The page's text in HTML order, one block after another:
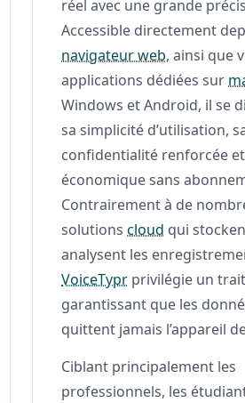
réel avec une grande
Accessible directement
navigateur web, ainsi que
applications dédiées sur
Windows et Android, il se
sa simplicité d’utilisation,
confidentialité renforcée
économique sans
Contrairement à de
solutionscloud qui
analysent les
VoiceTypr privilégie un
garantissant que les
quittent jamais l’appareil
Ciblant principalement les
professionnels, les